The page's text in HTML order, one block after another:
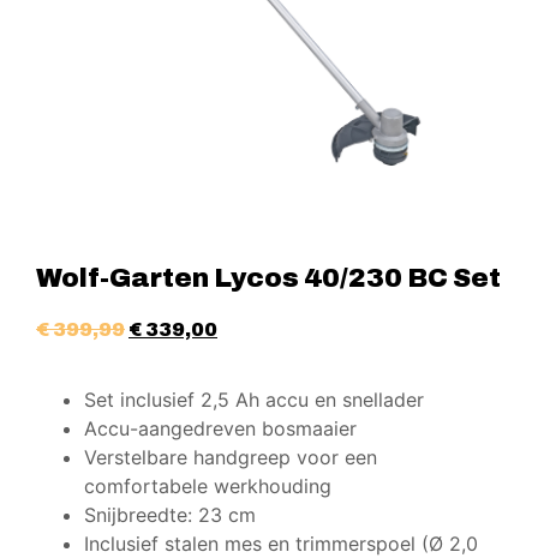
Wolf-Garten Lycos 40/230 BC Set
€399,99€339,00
Set inclusief 2,5 Ah accu en snellader
Accu-aangedreven bosmaaier
Verstelbare handgreep voor een
comfortabele werkhouding
Snijbreedte: 23 cm
Inclusief stalen mes en trimmerspoel (Ø 2,0